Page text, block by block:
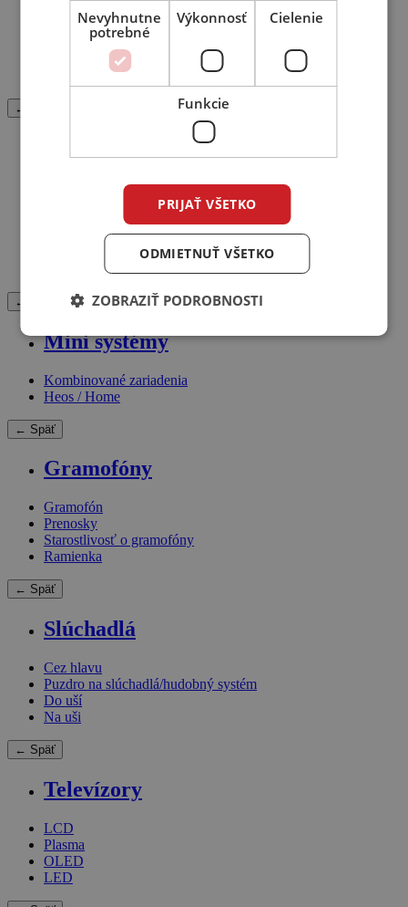
Koncový
Slúchadlový
← Späť
← Späť
Mini systémy
Kombinované zariadenia
Heos / Home
← Späť
Gramofóny
Gramofón
Prenosky
Starostlivosť o gramofóny
Ramienka
← Späť
Slúchadlá
Cez hlavu
Puzdro na slúchadlá/hudobný systém
Do uší
Na uši
← Späť
Televízory
LCD
Plasma
OLED
LED
Nevyhnutne
potrebné
Výkonnosť Cielenie
Funkcie
PRIJAŤ VŠETKO
ODMIETNUŤ VŠETKO
ZOBRAZIŤ PODROBNOSTI